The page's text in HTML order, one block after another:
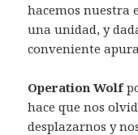
hacemos nuestra
una unidad, y
conveniente
Operation Wolf
hace que nos
desplazarnos y